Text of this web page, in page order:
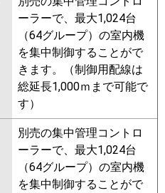
ーラーで、最大1,024台
（64グループ）の室内機
を集中制御することがで
きます。（制御用配線は
総延長1,000ｍまで可能で
す）
別売の集中管理コントロ
ーラーで、最大1,024台
（64グループ）の室内機
を集中制御することがで